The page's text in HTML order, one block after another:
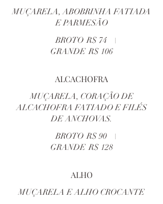
MUÇARELA, ABOBRINHA FATIADA
E PARMESÃO
BROTO R$ 74
GRANDE R$ 106
ALCACHOFRA
MUÇARELA, CORAÇÃO DE
ALCACHOFRA FATIADO E FILÉS
DE ANCHOVAS.
BROTO R$ 90
GRANDE R$ 128
ALHO
MUÇARELA E ALHO CROCANTE